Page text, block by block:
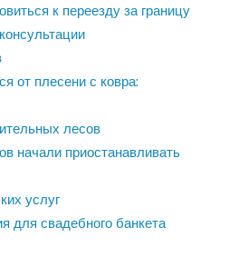
к переезду за границу
от плесени с ковра:
лесов
начали приостанавливать
услуг
для свадебного банкета